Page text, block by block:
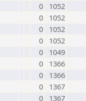
0
1052
0
1052
0
1052
0
1052
0
1049
0
1366
0
1366
0
1367
0
1367